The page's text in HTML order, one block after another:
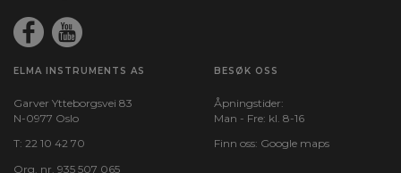
ELMA INSTRUMENTS AS
Garver Ytteborgsvei 83
N-0977 Oslo
T: 22 10 42 70
Org. nr. 935 507 065
BESØK OSS
Åpningstider:
Man - Fre: kl. 8-16
Finn oss: Google maps